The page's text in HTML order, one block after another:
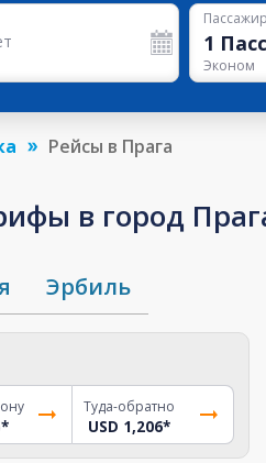
Пассажир
1
Эконом
Рейсы в Прага
в город
Эрбиль
*
Туда-обратно
USD 1,206*